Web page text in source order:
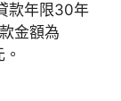
款年限30年
金額為